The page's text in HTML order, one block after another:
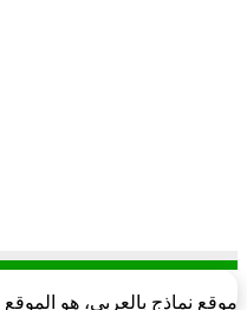
موقع نماذج بالعربي، هو